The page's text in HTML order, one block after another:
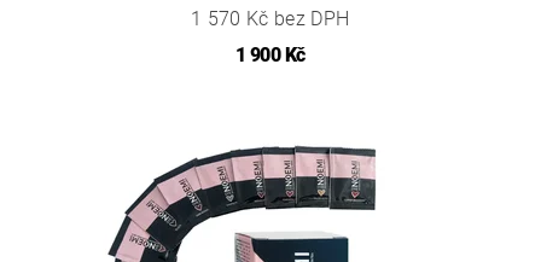
1 570 Kč bez DPH
1 900 Kč